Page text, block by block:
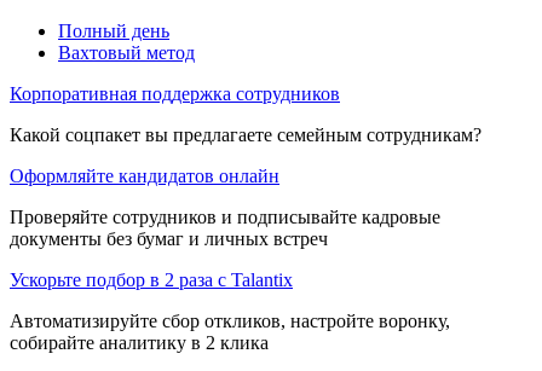
Полный день
Вахтовый метод
Корпоративная поддержка сотрудников
Какой соцпакет вы предлагаете семейным сотрудникам?
Оформляйте кандидатов онлайн
Проверяйте сотрудников и подписывайте кадровые
документы без бумаг и личных встреч
Ускорьте подбор в 2 раза с Talantix
Автоматизируйте сбор откликов, настройте воронку,
собирайте аналитику в 2 клика